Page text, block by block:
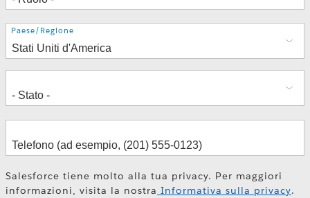
Indirizzo
Paese/Regione
Salesforce tiene molto alla tua privacy. Per maggiori
informazioni, visita la nostra Informativa sulla privacy.